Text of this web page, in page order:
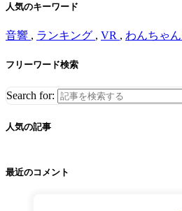
人気のキーワード
音響 , ランキング , VR , わんちゃ
フリーワード検索
Search for:
人気の記事
最近のコメント